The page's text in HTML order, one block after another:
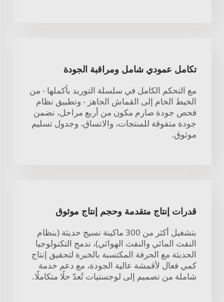
تكامل عمودي شامل ومراقبة الجودة
مع التحكم الكامل في سلسلة التوريد بأكملها - من
الخيط الخام إلى القماش الجاهز - وتطبيق نظام
فحص جودة صارم مكون من أربع مراحل، نضمن
جودة متفوقة للمنتجات، والاتساق، وجدول تسليم
موثوق.
قدرات إنتاج متقدمة وحجم إنتاج موثوق
بتشغيل أكثر من 300 ماكينة نسيج حديثة (بنظام
النفث المائي والنفث الهوائي)، ندمج التكنولوجيا
الحديثة مع الحرفة المكتسبة بالخبرة لتحقيق إنتاج
كمي فعال لأقمشة عالية الجودة، مع دعم خدمة
شاملة من تصميم إلى لوجستيات تُعدّ حلًا متكاملًا.